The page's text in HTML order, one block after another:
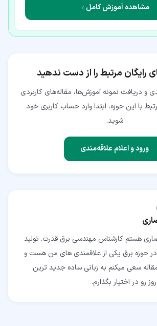
مشاهده آموزش کامل
رایگان مرتبط را از دست ندهید
و دریافت نمونه آموزش‌ها، مقاله‌های کاربردی
با این حوزه، ابتدا وارد حساب کاربری خود
شوید.
ورود و اعلام علاقه‌مندی
هستم کارشناس مهندسی برق قدرت. تولید
حوزه برق یکی از علاقمندی های من هست و
سعی میکنم به زبانی ساده جدید ترین
رو در اختیار بگذارم.